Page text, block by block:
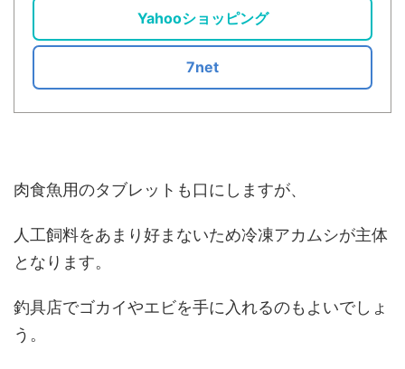
Yahooショッピング
7net
肉食魚用のタブレットも口にしますが、
人工飼料をあまり好まないため冷凍アカムシが主体
となります。
釣具店でゴカイやエビを手に入れるのもよいでしょ
う。